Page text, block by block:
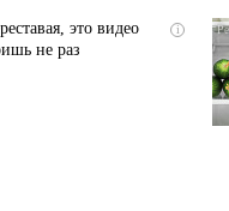
i
это видео
не раз